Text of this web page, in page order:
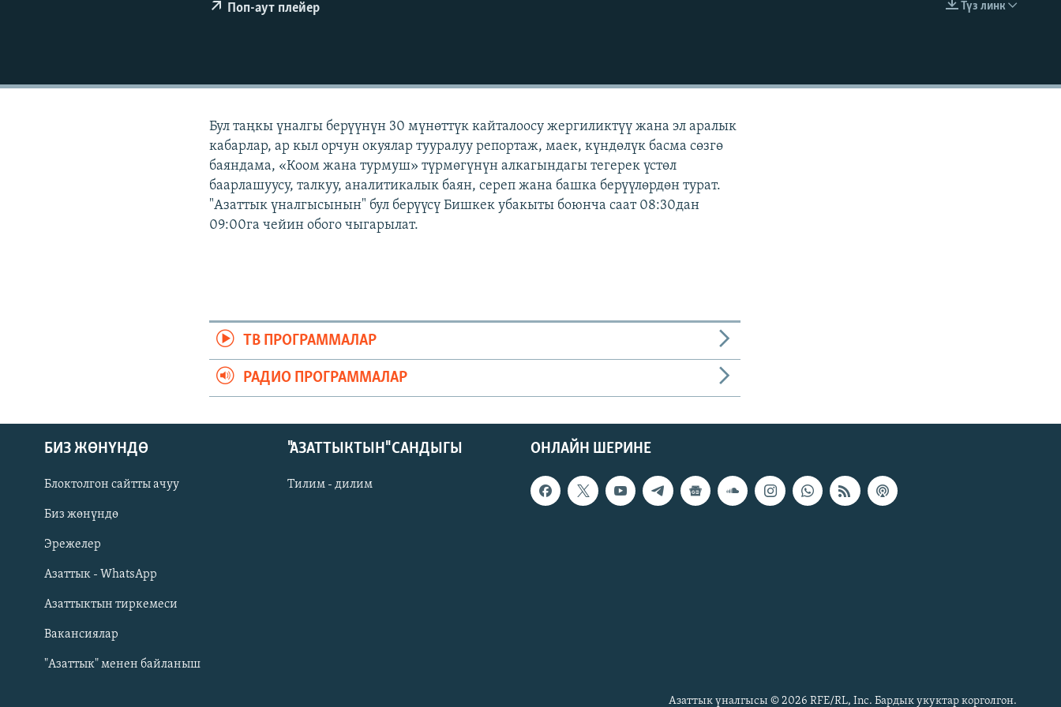
Русский
ОНЛАЙН ШЕРИНЕ
EMBED
Түз линк
Поп-аут плейер
Бул таңкы үналгы берүүнүн 30 мүнөттүк кайталоосу жергиликтүү жана эл аралык
кабарлар, ар кыл орчун окуялар тууралуу репортаж, маек, күндөлүк басма сөзгө
баяндама, «Коом жана турмуш» түрмөгүнүн алкагындагы тегерек үстөл
баарлашуусу, талкуу, аналитикалык баян, сереп жана башка берүүлөрдөн турат.
"Азаттык үналгысынын" бул берүүсү Бишкек убакыты боюнча саат 08:30дан
09:00га чейин обого чыгарылат.
ТВ ПРОГРАММАЛАР
РАДИО ПРОГРАММАЛАР
ОНЛАЙН ШЕРИНЕ
БИЗ ЖӨНҮНДӨ
Блоктолгон сайтты ачуу
Биз жөнүндө
Эрежелер
Азаттык - WhatsApp
Азаттыктын тиркемеси
Вакансиялар
"Азаттык" менен байланыш
"АЗАТТЫКТЫН" САНДЫГЫ
Тилим - дилим
Азаттык үналгысы © 2026 RFE/RL, Inc. Бардык укуктар корголгон.